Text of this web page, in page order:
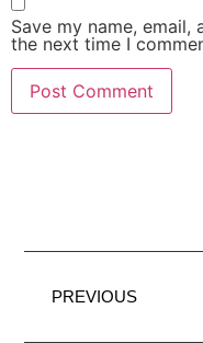
Save my name,
the next time I
PREVIOUS